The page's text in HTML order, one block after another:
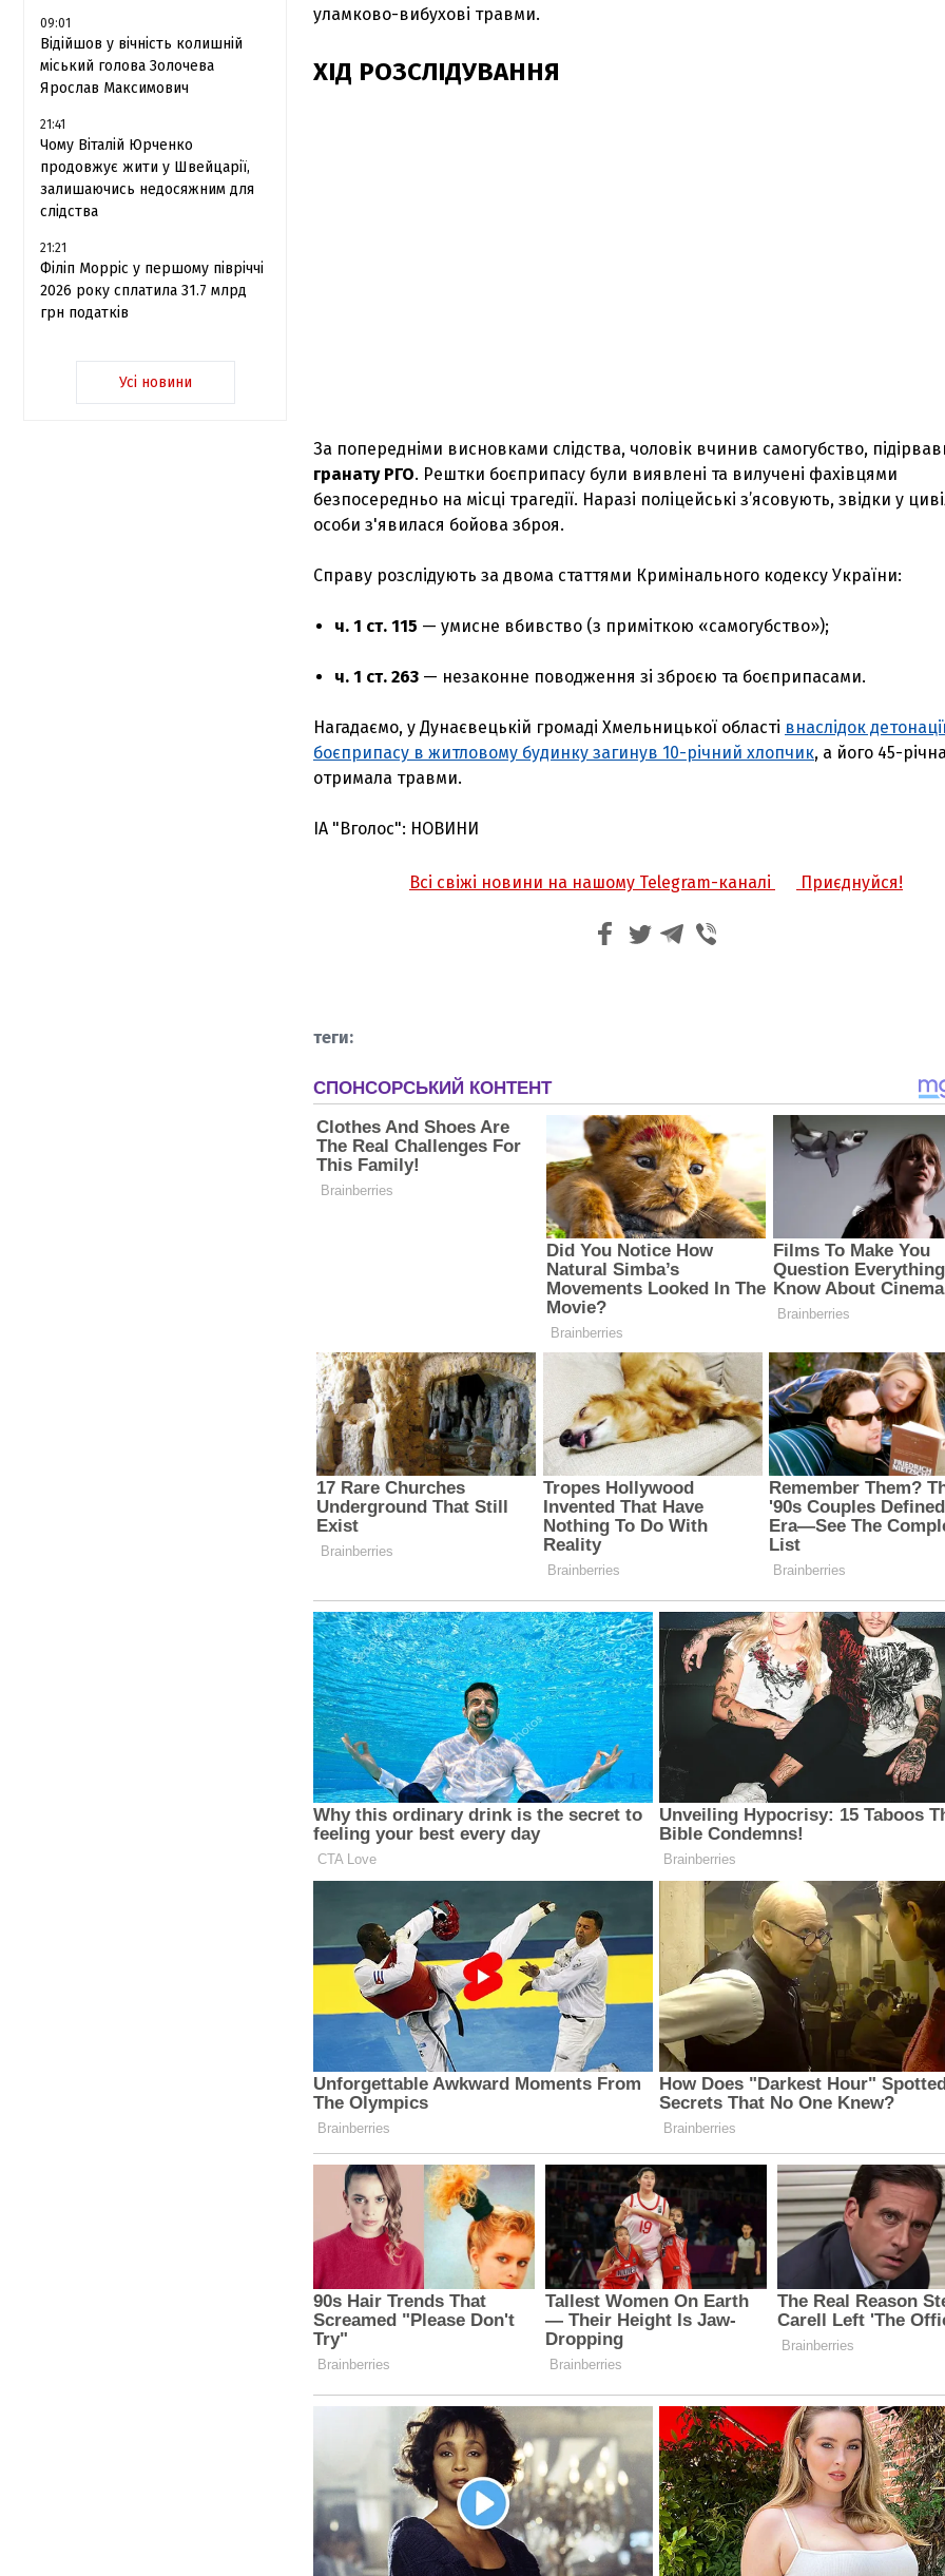
09:01
Відійшов у вічність колишній
міський голова Золочева
Ярослав Максимович
21:41
Чому Віталій Юрченко
продовжує жити у Швейцарії,
залишаючись недосяжним для
слідства
21:21
Філіп Морріс у першому півріччі
2026 року сплатила 31.7 млрд
грн податків
Усі новини
уламково-вибухові травми.
ХІД РОЗСЛІДУВАННЯ
За попередніми висновками слідства, чоловік вчинив самогубство,
гранату РГО. Рештки боєприпасу були виявлені та вилучені фахівцями
безпосередньо на місці трагедії. Наразі поліцейські з’ясовують, звідки у
особи з'явилася бойова зброя.
Справу розслідують за двома статтями Кримінального кодексу України:
ч. 1 ст. 115 — умисне вбивство (з приміткою «самогубство»);
ч. 1 ст. 263 — незаконне поводження зі зброєю та боєприпасами.
Нагадаємо, у Дунаєвецькій громаді Хмельницької області внаслідок
боєприпасу в житловому будинку загинув 10-річний хлопчик, а його 45-
отримала травми.
ІА "Вголос": НОВИНИ
Всі свіжі новини на нашому Telegram-каналі Приєднуйся!
З'явилося відео знищеного ворожого